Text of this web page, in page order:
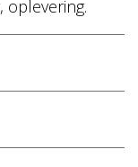
oplevering.